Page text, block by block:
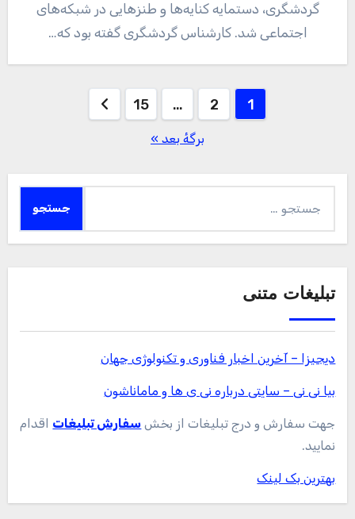
گردشگری، دستمایه کنایه‌ها و طنزهایی در شبکه‌های
اجتماعی شد. کارشناس گردشگری گفته بود که…
صفحه‌بندی
1
2
…
15
برگهٔ بعد »
برای:
تبلیغات متنی
دیجیزا – آخرین اخبار فناوری و تکنولوژی جهان
بیا نی نی – سایتی درباره نی ی ها و ماماناشون
جهت سفارش و درج تبلیغات از بخش سفارش تبلیغات اقدام
نمایید.
بهترین بک لینک